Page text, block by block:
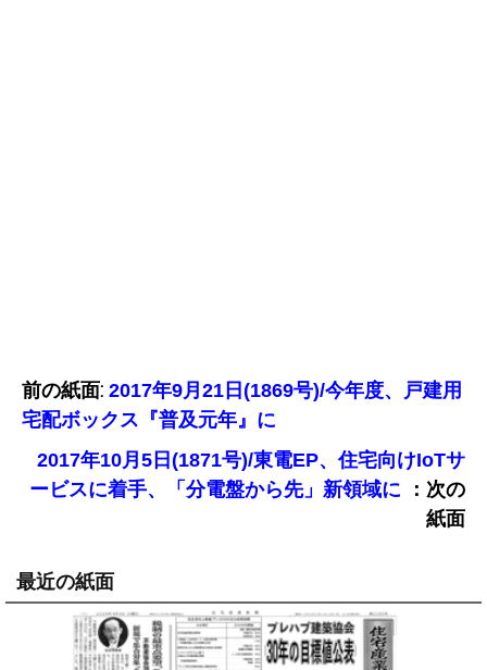
前の紙面: 2017年9月21日(1869号)/今年度、戸建用
宅配ボックス『普及元年』に
2017年10月5日(1871号)/東電EP、住宅向けIoTサ
ービスに着手、「分電盤から先」新領域に
：次の
紙面
最近の紙面